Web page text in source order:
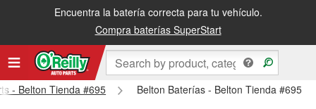
Encuentra la batería correcta para tu vehículo.
Compra baterías SuperStart
Recibe tu orden gratis al día siguiente o recógela en la tienda
- Belton Tienda #695
Belton Baterías - Belton Tienda #695